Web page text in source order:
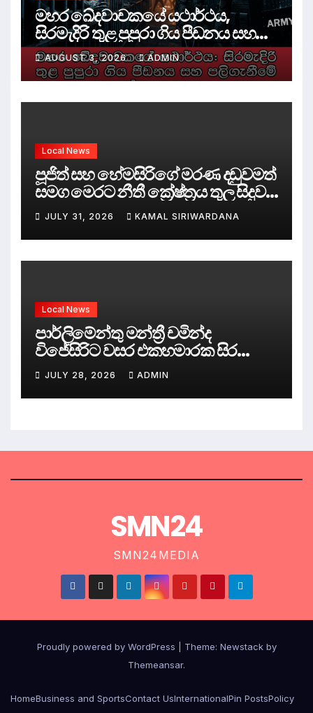
මහර ඛේදවාචකයේ යථාර්ථය,
සිරමැදිරි තුළ පුපුරා ගිය පීඩනය සහ
පලිගැනීමේ දේශපාලනය
AUGUST 3, 2026 ADMIN
Local News
පූජිත් සහ හේමසිරිගේ මරණ දඩුවමත්
සමග මෙරට නීතී ක්‍රේෂ්ත්‍රය තුල සිදුව
ඇත්තේ කුමක්ද ?
JULY 31, 2026 KAMAL SIRIWARDANA
Local News
පාර්ලිමේන්තු මන්ත්‍රී චමින්ද
විජේසිරිට වසර එකහමාරක සිර
දඬුවම්.
JULY 28, 2026 ADMIN
SMN24
SMN24MEDIA
Proudly powered by WordPress Theme: Newstackby
Themeansar.
HomeBusiness and SportsContact UsInternationalPin PostsPolicy